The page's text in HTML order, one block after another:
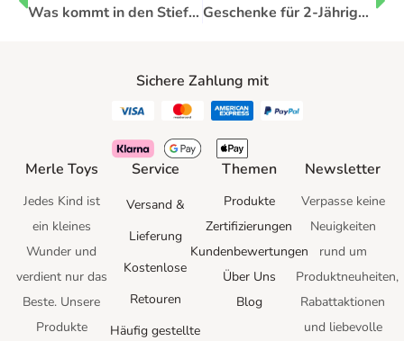
Was kommt in den Stiefel? Die schönsten Nikolaus-Geschenke für Kinder 2025 Geschenke für 2-Jährige zu Weihnachten unter 50 Euro
Sichere Zahlung mit
Merle Toys
Jedes Kind ist
ein kleines
Wunder und
verdient nur das
Beste. Unsere
Produkte
Service
Versand &
Lieferung
Kostenlose
Retouren
Häufig gestellte
Themen
Produkte
Zertifizierungen
Kundenbewertungen
Über Uns
Blog
Newsletter
Verpasse keine
Neuigkeiten
rund um
Produktneuheiten,
Rabattaktionen
und liebevolle